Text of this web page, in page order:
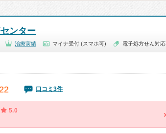
ンター
治療実績 マイナ受付 (スマホ可) 電子処方せん対応
口コミ3件
5.0